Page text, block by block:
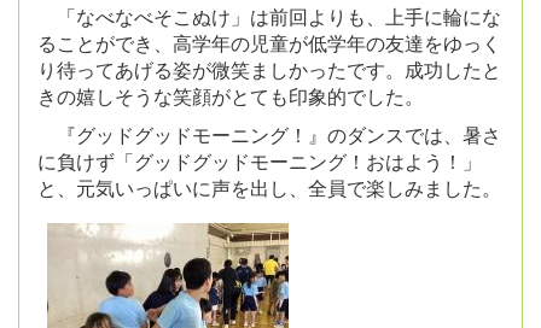
「なべなべそこぬけ」は前回よりも、上手に輪にな
ることができ、高学年の児童が低学年の友達をゆっく
り待ってあげる姿が微笑ましかったです。成功したと
きの嬉しそうな笑顔がとても印象的でした。
『グッドグッドモーニング！』のダンスでは、暑さ
に負けず「グッドグッドモーニング！おはよう！」
と、元気いっぱいに声を出し、全員で楽しみました。